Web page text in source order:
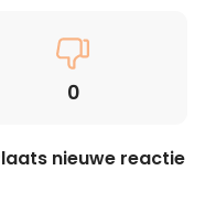
0
nieuwe reactie